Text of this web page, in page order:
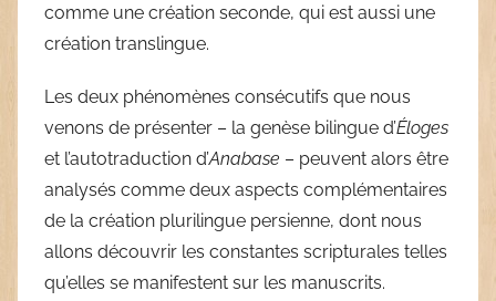
comme une création seconde, qui est aussi une
création translingue.
Les deux phénomènes consécutifs que nous
venons de présenter – la genèse bilingue d’Éloges
et l’autotraduction d’Anabase – peuvent alors être
analysés comme deux aspects complémentaires
de la création plurilingue persienne, dont nous
allons découvrir les constantes scripturales telles
qu’elles se manifestent sur les manuscrits.